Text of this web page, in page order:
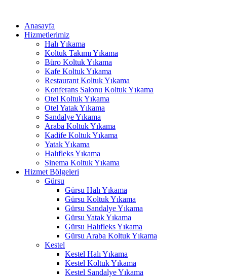
Anasayfa
Hizmetlerimiz
Halı Yıkama
Koltuk Takımı Yıkama
Büro Koltuk Yıkama
Kafe Koltuk Yıkama
Restaurant Koltuk Yıkama
Konferans Salonu Koltuk Yıkama
Otel Koltuk Yıkama
Otel Yatak Yıkama
Sandalye Yıkama
Araba Koltuk Yıkama
Kadife Koltuk Yıkama
Yatak Yıkama
Halıfleks Yıkama
Sinema Koltuk Yıkama
Hizmet Bölgeleri
Gürsu
Gürsu Halı Yıkama
Gürsu Koltuk Yıkama
Gürsu Sandalye Yıkama
Gürsu Yatak Yıkama
Gürsu Halıfleks Yıkama
Gürsu Araba Koltuk Yıkama
Kestel
Kestel Halı Yıkama
Kestel Koltuk Yıkama
Kestel Sandalye Yıkama